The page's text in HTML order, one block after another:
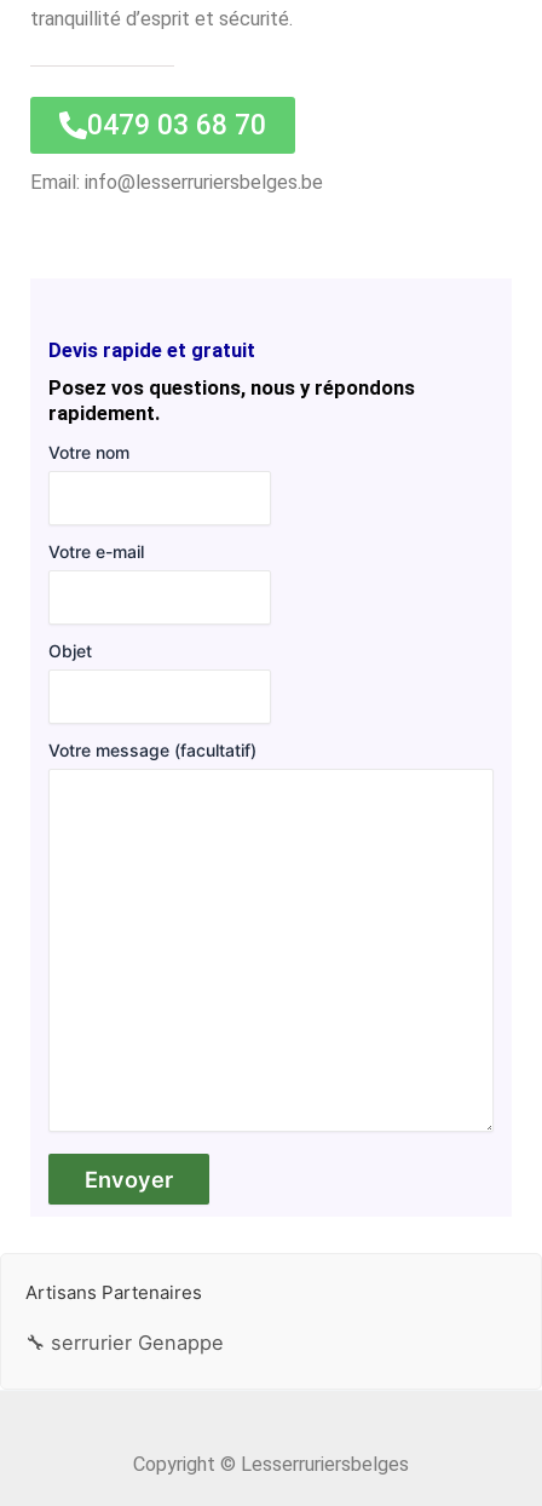
tranquillité d’esprit et sécurité.
0479 03 68 70
Email: info@lesserruriersbelges.be
Devis rapide et gratuit
Posez vos questions, nous y répondons
rapidement.
Votre nom
Votre e-mail
Objet
Votre message (facultatif)
Artisans Partenaires
🔧 serrurier Genappe
Copyright © Lesserruriersbelges